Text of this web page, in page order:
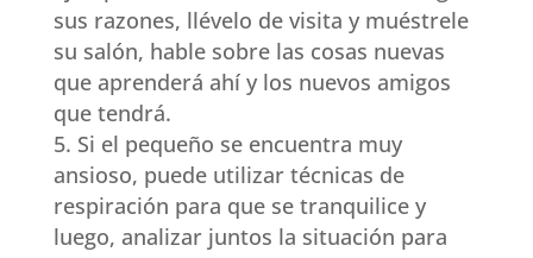
sus razones, llévelo de visita y muéstrele
su salón, hable sobre las cosas nuevas
que aprenderá ahí y los nuevos amigos
que tendrá.
Si el pequeño se encuentra muy
ansioso, puede utilizar técnicas de
respiración para que se tranquilice y
luego, analizar juntos la situación para